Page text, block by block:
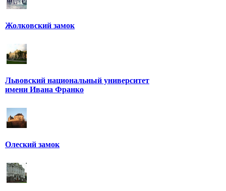
Жолковский замок
Львовский национальный университет
имени Ивана Франко
Олеский замок